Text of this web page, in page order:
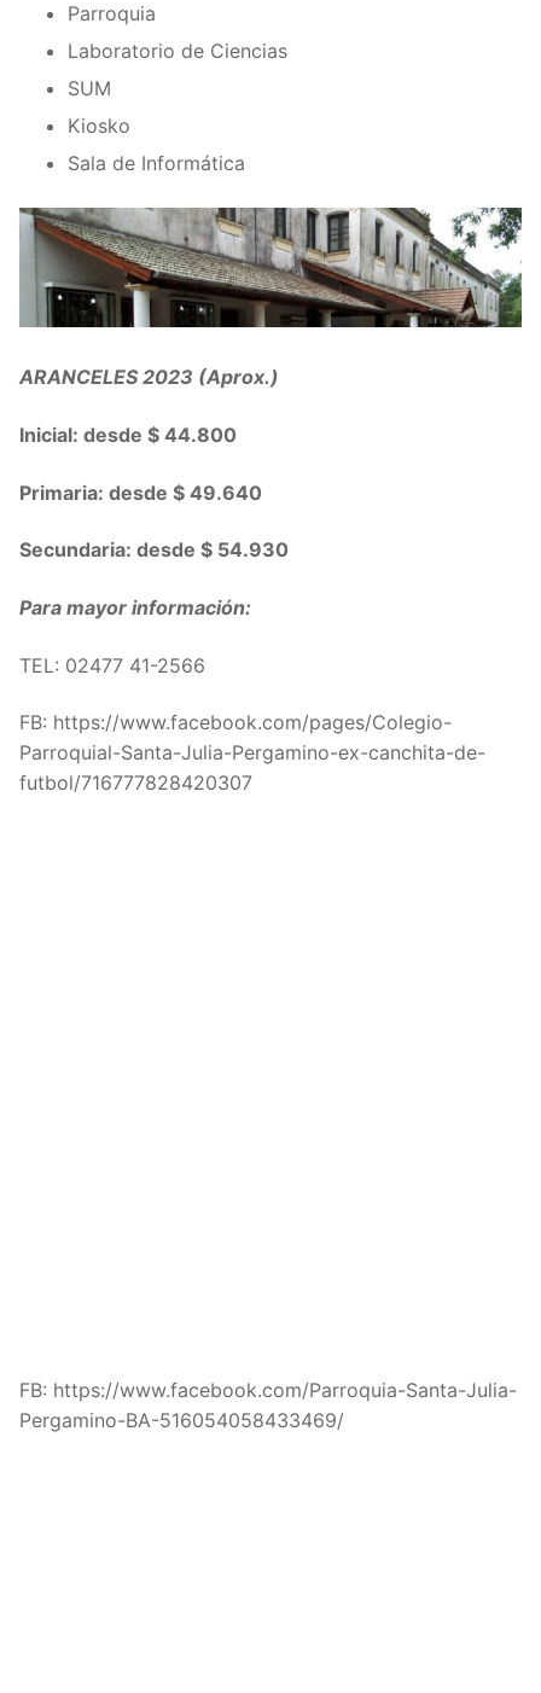
Parroquia
Laboratorio de Ciencias
SUM
Kiosko
Sala de Informática
ARANCELES 2023 (Aprox.)
Inicial: desde $ 44.800
Primaria: desde $ 49.640
Secundaria: desde $ 54.930
Para mayor información:
TEL: 02477 41-2566
FB: https://www.facebook.com/pages/Colegio-
Parroquial-Santa-Julia-Pergamino-ex-canchita-de-
futbol/716777828420307
FB: https://www.facebook.com/Parroquia-Santa-Julia-
Pergamino-BA-516054058433469/